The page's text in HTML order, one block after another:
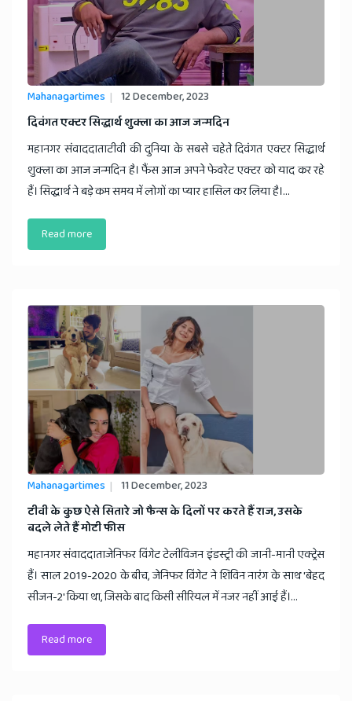
Mahanagartimes 12 December, 2023
दिवंगत एक्टर सिद्धार्थ शुक्ला का आज जन्मदिन
महानगर संवाददाताटीवी की दुनिया के सबसे चहेते दिवंगत एक्टर सिद्धार्थ
शुक्ला का आज जन्मदिन है। फैंस आज अपने फेवरेट एक्टर को याद कर रहे
हैं। सिद्धार्थ ने बड़े कम समय में लोगों का प्यार हासिल कर लिया है।...
Read more
Mahanagartimes 11 December, 2023
टीवी के कुछ ऐसे सितारे जो फैन्स के दिलों पर करते हैं राज, उसके
बदले लेते हैं मोटी फीस
महानगर संवाददाताजेनिफर विंगेट टेलीविजन इंडस्ट्री की जानी-मानी एक्ट्रेस
हैं। साल 2019-2020 के बीच, जेनिफर विंगेट ने शिविन नारंग के साथ 'बेहद
सीजन-2' किया था, जिसके बाद किसी सीरियल में नजर नहीं आई हैं।...
Read more